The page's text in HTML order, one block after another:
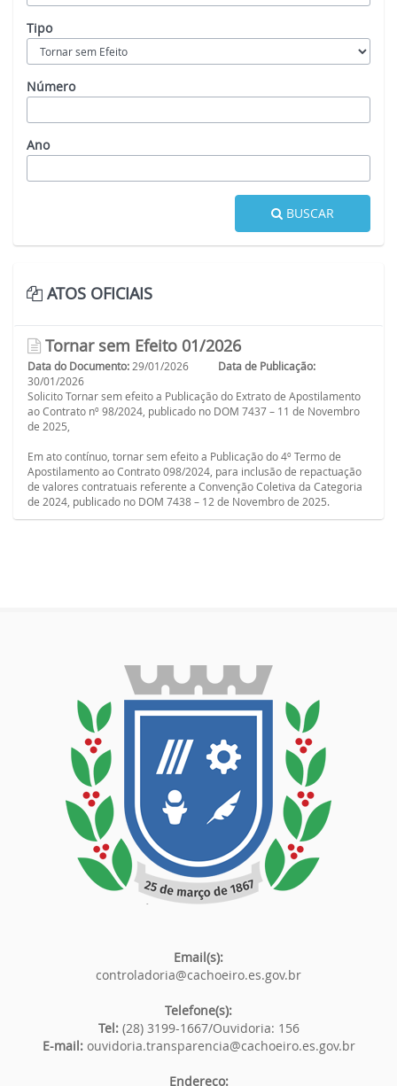
Tipo
Número
Ano
BUSCAR
ATOS OFICIAIS
Tornar sem Efeito 01/2026
Data do Documento: 29/01/2026
Data de Publicação:
30/01/2026
Solicito Tornar sem efeito a Publicação do Extrato de Apostilamento
ao Contrato nº 98/2024, publicado no DOM 7437 – 11 de Novembro
de 2025,
Em ato contínuo, tornar sem efeito a Publicação do 4º Termo de
Apostilamento ao Contrato 098/2024, para inclusão de repactuação
de valores contratuais referente a Convenção Coletiva da Categoria
de 2024, publicado no DOM 7438 – 12 de Novembro de 2025.
Email(s):
controladoria@cachoeiro.es.gov.br
Telefone(s):
Tel: (28) 3199-1667/Ouvidoria: 156
E-mail: ouvidoria.transparencia@cachoeiro.es.gov.br
Endereço: